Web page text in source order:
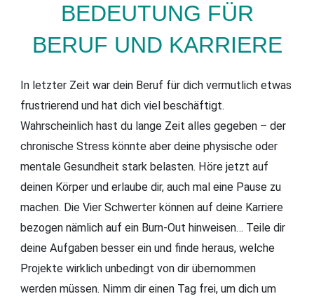
BEDEUTUNG FÜR
BERUF UND KARRIERE
In letzter Zeit war dein Beruf für dich vermutlich etwas
frustrierend und hat dich viel beschäftigt.
Wahrscheinlich hast du lange Zeit alles gegeben – der
chronische Stress könnte aber deine physische oder
mentale Gesundheit stark belasten. Höre jetzt auf
deinen Körper und erlaube dir, auch mal eine Pause zu
machen. Die Vier Schwerter können auf deine Karriere
bezogen nämlich auf ein Burn-Out hinweisen… Teile dir
deine Aufgaben besser ein und finde heraus, welche
Projekte wirklich unbedingt von dir übernommen
werden müssen. Nimm dir einen Tag frei, um dich um